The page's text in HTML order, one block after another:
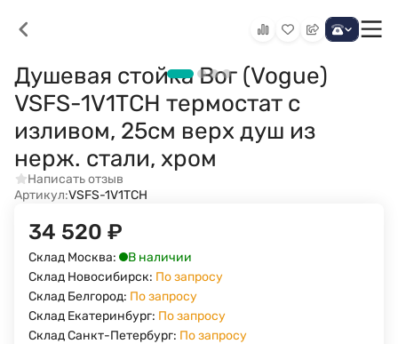
Душевая стойка Вог (Vogue)
VSFS-1V1TCH термостат с
изливом, 25см верх душ из
нерж. стали, хром
Написать отзыв
Артикул:VSFS-1V1TCH
34 520 ₽
Склад Москва:
В наличии
Склад Новосибирск: По запросу
Склад Белгород: По запросу
Склад Екатеринбург: По запросу
Склад Санкт-Петербург: По запросу